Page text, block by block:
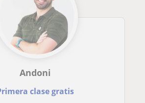
Andoni
clase gratis